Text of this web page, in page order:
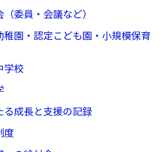
委員・会議など）
稚園・認定こども園・小規模保育
学校
る成長と支援の記録
度